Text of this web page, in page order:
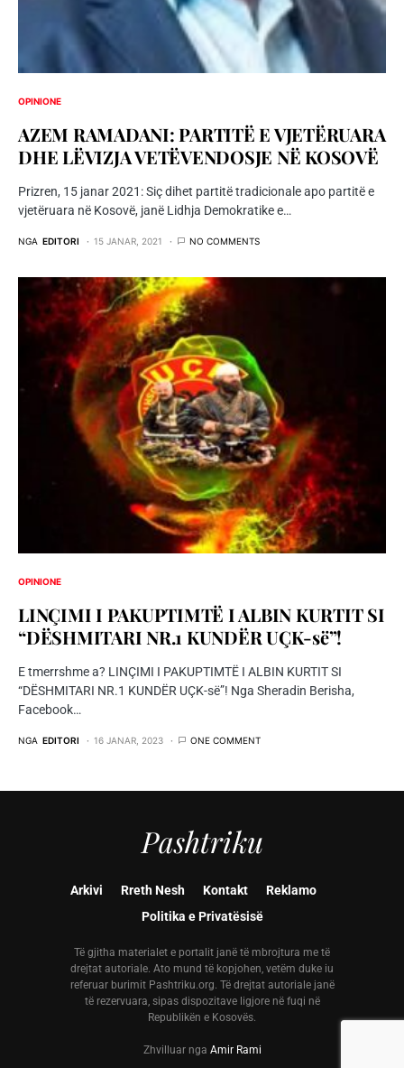
OPINIONE
AZEM RAMADANI: PARTITË E VJETËRUARA
DHE LËVIZJA VETËVENDOSJE NË KOSOVË
Prizren, 15 janar 2021: Siç dihet partitë tradicionale apo partitë e
vjetëruara në Kosovë, janë Lidhja Demokratike e…
NGA EDITORI 15 JANAR, 2021 NO COMMENTS
OPINIONE
LINÇIMI I PAKUPTIMTË I ALBIN KURTIT SI
“DËSHMITARI NR.1 KUNDËR UÇK-së”!
E tmerrshme a? LINÇIMI I PAKUPTIMTË I ALBIN KURTIT SI
“DËSHMITARI NR.1 KUNDËR UÇK-së”! Nga Sheradin Berisha,
Facebook…
NGA EDITORI 16 JANAR, 2023 ONE COMMENT
Pashtriku
Arkivi Rreth Nesh Kontakt
Reklamo
Politika e Privatësisë
Të gjitha materialet e portalit janë të mbrojtura me të
drejtat autoriale. Ato mund të kopjohen, vetëm duke iu
referuar burimit Pashtriku.org. Të drejtat autoriale janë
të rezervuara, sipas dispozitave ligjore në fuqi në
Republikën e Kosovës.
Zhvilluar nga Amir Rami